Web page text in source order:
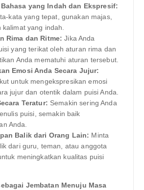
yang Indah dan Ekspresif:
kata yang tepat, gunakan majas,
kalimat yang indah.
Rima dan Ritme: Jika Anda
yang terikat oleh aturan rima dan
Anda mematuhi aturan tersebut.
Emosi Anda Secara Jujur:
untuk mengekspresikan emosi
jujur dan otentik dalam puisi Anda.
Teratur: Semakin sering Anda
puisi, semakin baik
Anda.
Balik dari Orang Lain: Minta
dari guru, teman, atau anggota
meningkatkan kualitas puisi
Jembatan Menuju Masa